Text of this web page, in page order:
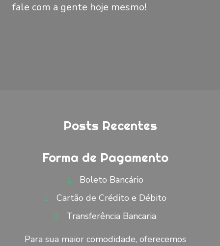
fale com a gente hoje mesmo!
Posts Recentes
Forma de Pagamento
Boleto Bancário
Cartão de Crédito e Débito
Transferência Bancaria
Para sua maior comodidade, oferecemos